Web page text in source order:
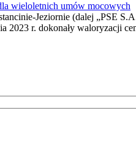
wieloletnich umów mocowych
Jeziornie (dalej „PSE
2023 r. dokonały